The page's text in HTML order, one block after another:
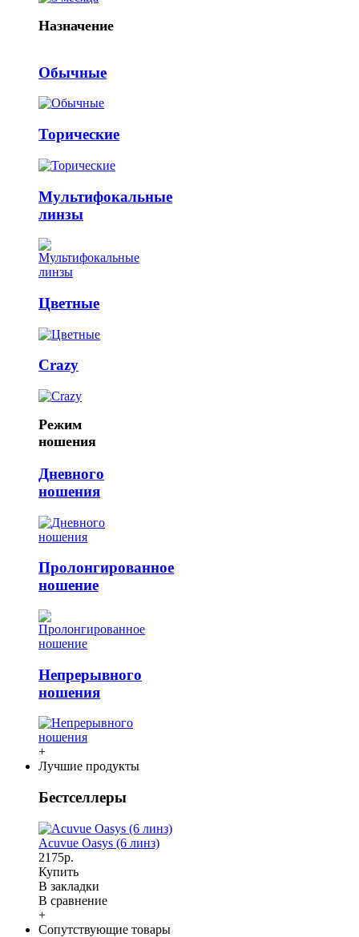
Назначение
Обычные
Торические
Мультифокальные
линзы
Цветные
Crazy
Режим
ношения
Дневного
ношения
Пролонгированное
ношение
Непрерывного
ношения
+
Лучшие продукты
Бестселлеры
Acuvue Oasys (6 линз)
2175р.
Купить
В закладки
В сравнение
+
Сопутствующие товары